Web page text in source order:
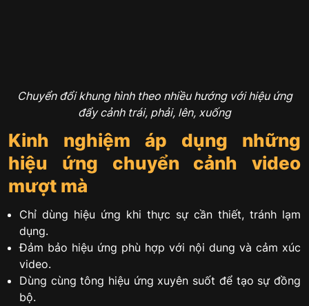
Chuyển đổi khung hình theo nhiều hướng với hiệu ứng
đẩy cảnh trái, phải, lên, xuống
Kinh nghiệm áp dụng những
hiệu ứng chuyển cảnh video
mượt mà
Chỉ dùng hiệu ứng khi thực sự cần thiết, tránh lạm
dụng.
Đảm bảo hiệu ứng phù hợp với nội dung và cảm xúc
video.
Dùng cùng tông hiệu ứng xuyên suốt để tạo sự đồng
bộ.